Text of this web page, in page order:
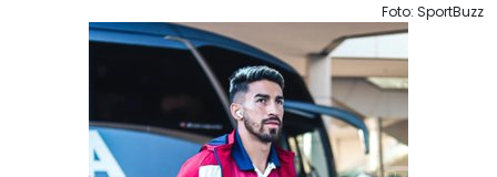
Foto: SportBuzz